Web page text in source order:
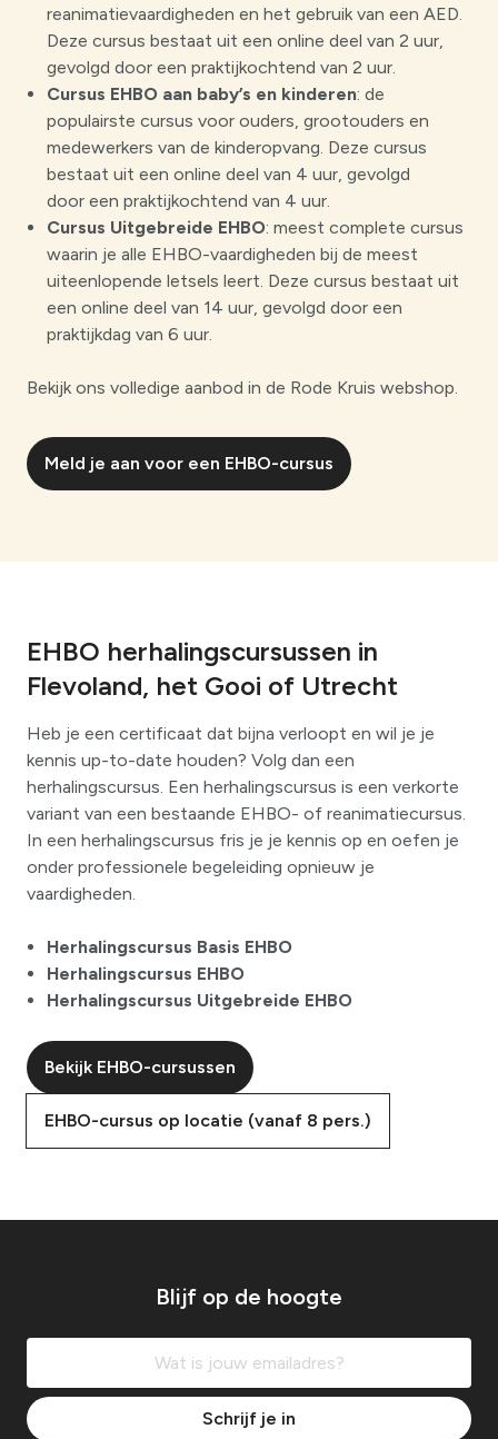
reanimatievaardigheden en het gebruik van een AED.
Deze cursus bestaat uit een online deel van 2 uur,
gevolgd door een praktijkochtend van 2 uur.
Cursus EHBO aan baby’s en kinderen: de
populairste cursus voor ouders, grootouders en
medewerkers van de kinderopvang. Deze cursus
bestaat uit een online deel van 4 uur, gevolgd
door een praktijkochtend van 4 uur.
Cursus Uitgebreide EHBO: meest complete cursus
waarin je alle EHBO-vaardigheden bij de meest
uiteenlopende letsels leert. Deze cursus bestaat uit
een online deel van 14 uur, gevolgd door een
praktijkdag van 6 uur.
Bekijk ons volledige aanbod in de Rode Kruis webshop.
Meld je aan voor een EHBO-cursus
EHBO herhalingscursussen in
Flevoland, het Gooi of Utrecht
Heb je een certificaat dat bijna verloopt en wil je je
kennis up-to-date houden? Volg dan een
herhalingscursus. Een herhalingscursus is een verkorte
variant van een bestaande EHBO- of reanimatiecursus.
In een herhalingscursus fris je je kennis op en oefen je
onder professionele begeleiding opnieuw je
vaardigheden.
Herhalingscursus Basis EHBO
Herhalingscursus EHBO
Herhalingscursus Uitgebreide EHBO
Bekijk EHBO-cursussen
EHBO-cursus op locatie (vanaf 8 pers.)
Blijf op de hoogte
Schrijf je in